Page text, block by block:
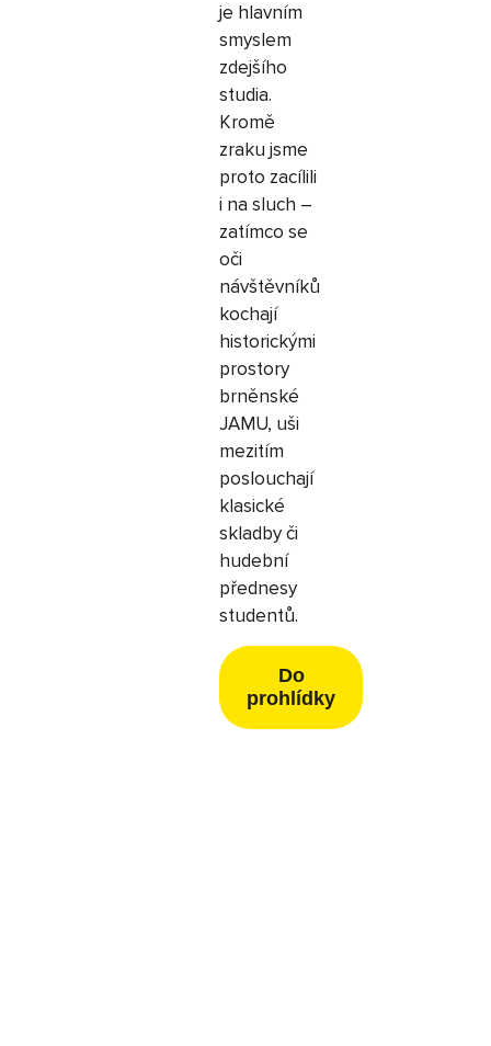
je hlavním
smyslem
zdejšího
studia.
Kromě
zraku jsme
proto zacílili
i na sluch –
zatímco se
oči
návštěvníků
kochají
historickými
prostory
brněnské
JAMU, uši
mezitím
poslouchají
klasické
skladby či
hudební
přednesy
studentů.
Do
prohlídky